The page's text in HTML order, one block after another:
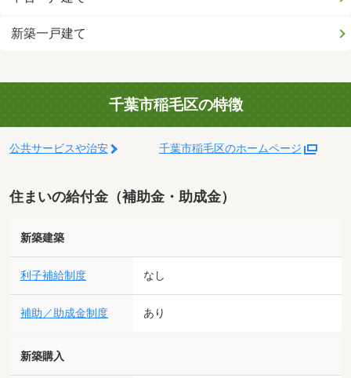
新築一戸建て
千葉市稲毛区の特徴
公共サービスや治安 千葉市稲毛区のホームページ
住まいの給付金（補助金・助成金）
新築建築
利子補給制度 なし
補助／助成金制度 あり
新築購入